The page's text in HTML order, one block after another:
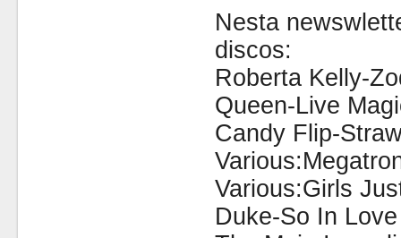
Nesta
discos:
Roberta Kelly-
Queen-Live
Candy Flip-
Various:Girls
Duke-So In